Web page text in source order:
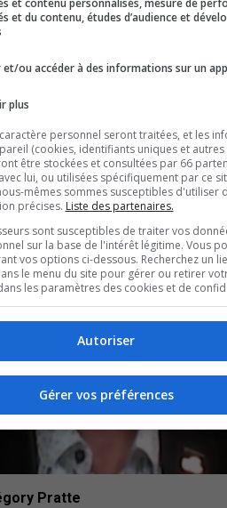
liberté à travers une
Pratte
et contenu personnalisés, mesure de
et du contenu, études d’audience et
et/ou accéder à des informations sur un
plus
personnel seront traitées, et les
(cookies, identifiants uniques et
être stockées et consultées par 66
lui, ou utilisées spécifiquement par ce
mêmes sommes susceptibles d'utiliser
précises. Liste des partenaires.
sont susceptibles de traiter vos
sur la base de l'intérêt légitime. Vous
vos options ci-dessous. Recherchez un
le menu du site pour gérer ou retirer
les paramètres des cookies et de
Autoriser
Gérer vos préférences